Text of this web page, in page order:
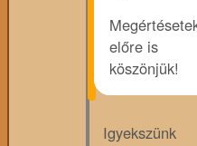
előre is
köszönjük!
Igyekszünk